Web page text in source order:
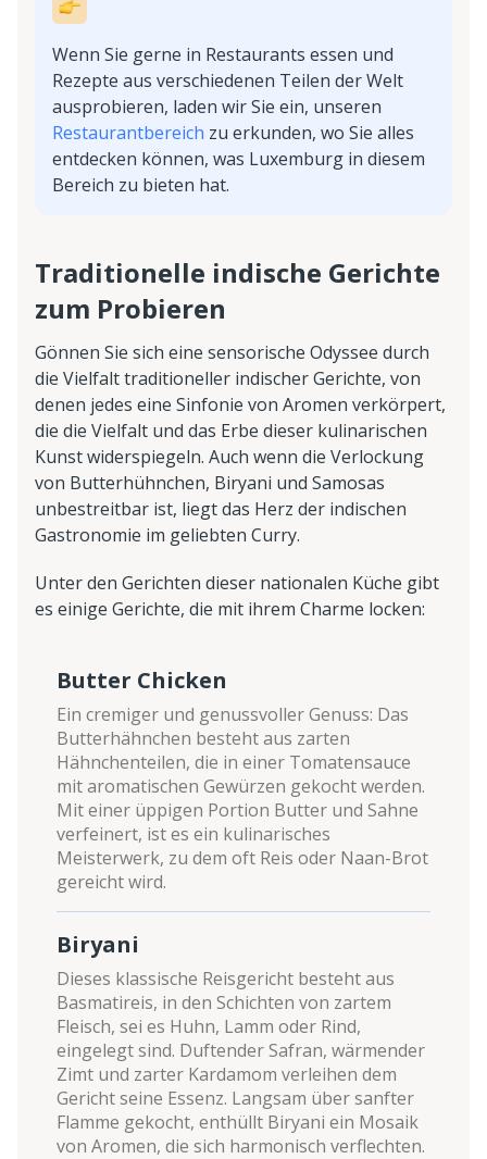
Wenn Sie gerne in Restaurants essen und
Rezepte aus verschiedenen Teilen der Welt
ausprobieren, laden wir Sie ein, unseren
Restaurantbereich zu erkunden, wo Sie alles
entdecken können, was Luxemburg in diesem
Bereich zu bieten hat.
Traditionelle indische Gerichte
zum Probieren
Gönnen Sie sich eine sensorische Odyssee durch
die Vielfalt traditioneller indischer Gerichte, von
denen jedes eine Sinfonie von Aromen verkörpert,
die die Vielfalt und das Erbe dieser kulinarischen
Kunst widerspiegeln. Auch wenn die Verlockung
von Butterhühnchen, Biryani und Samosas
unbestreitbar ist, liegt das Herz der indischen
Gastronomie im geliebten Curry.
Unter den Gerichten dieser nationalen Küche gibt
es einige Gerichte, die mit ihrem Charme locken:
Butter Chicken
Ein cremiger und genussvoller Genuss: Das
Butterhähnchen besteht aus zarten
Hähnchenteilen, die in einer Tomatensauce
mit aromatischen Gewürzen gekocht werden.
Mit einer üppigen Portion Butter und Sahne
verfeinert, ist es ein kulinarisches
Meisterwerk, zu dem oft Reis oder Naan-Brot
gereicht wird.
Biryani
Dieses klassische Reisgericht besteht aus
Basmatireis, in den Schichten von zartem
Fleisch, sei es Huhn, Lamm oder Rind,
eingelegt sind. Duftender Safran, wärmender
Zimt und zarter Kardamom verleihen dem
Gericht seine Essenz. Langsam über sanfter
Flamme gekocht, enthüllt Biryani ein Mosaik
von Aromen, die sich harmonisch verflechten.